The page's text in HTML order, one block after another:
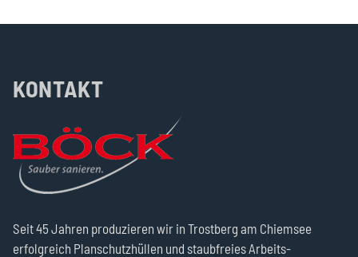
KONTAKT
Seit 45 Jahren produzie­ren wir in Trost­berg am Chiemsee
erfolg­reich Plan­schutz­hüllen und staub­freies Arbeits­